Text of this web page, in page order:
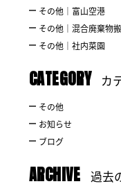
その他｜富山空港
その他｜混合廃棄物
その他｜社内菜園
CATEGORY カ
その他
お知らせ
ブログ
ARCHIVE 過去